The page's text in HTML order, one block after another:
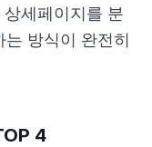
세페이지를 분
방식이 완전히
4